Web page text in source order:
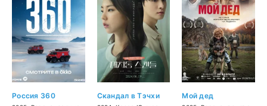
Россия 360 Скандал в Тэчхи Мой дед